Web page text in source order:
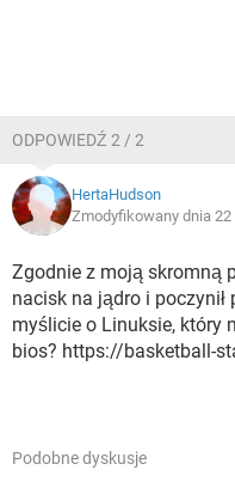
ODPOWIEDŹ 2 / 2
HertaHudson
Zmodyfikowany dnia 22
Zgodnie z moją skromną
nacisk na jądro i
myślicie o Linuksie, który
bios? https://basketball-
Podobne dyskusje